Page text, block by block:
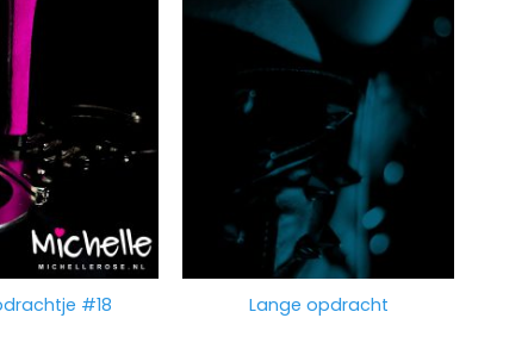
#18 Lange opdracht